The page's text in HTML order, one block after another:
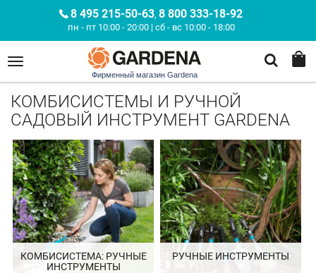
8 495 215-50-63, 8 800 333-18-92
пн - пт 10:00 - 20:00 | сб - вс 10:00 - 18:00
Фирменный магазин Gardena
КОМБИСИСТЕМЫ И РУЧНОЙ
САДОВЫЙ ИНСТРУМЕНТ GARDENA
КОМБИСИСТЕМА: РУЧНЫЕ
ИНСТРУМЕНТЫ
РУЧНЫЕ ИНСТРУМЕНТЫ